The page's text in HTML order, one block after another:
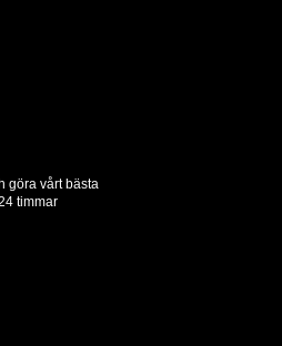
göra vårt bästa
timmar